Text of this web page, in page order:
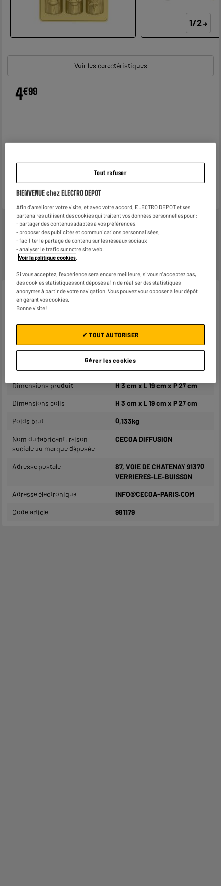
1/2
Voir les caractéristiques
4€99
Garantie :2 ans
Jusqu'enaoût 2028
Caractéristiques
Moule, moulerie
Matière principale Silicone
Dimensions produit H 3 cm x L 19 cm x P 27 cm
Dimensions colis H 3 cm x L 19 cm x P 27 cm
Poids brut 0,133kg
Nom du fabricant, raison
sociale ou marque déposée
CECOA DIFFUSION
Adresse postale
87, VOIE DE CHATENAY 91370
VERRIERES-LE-BUISSON
Adresse électronique INFO@CECOA-PARIS.COM
Code article 981179
Tout refuser
BIENVENUE chez ELECTRO DEPOT
Afin d'améliorer votre visite, et avec votre accord, ELECTRO DEPOT et ses
partenaires utilisent des cookies qui traitent vos données personnelles pour :
- partager des contenus adaptés à vos préférences,
- proposer des publicités et communications personnalisées,
- faciliter le partage de contenu sur les réseaux sociaux,
- analyser le trafic sur notre site web.
Voir la politique cookies.
Si vous acceptez, l'expérience sera encore meilleure, si vous n'acceptez pas,
des cookies statistiques sont déposés afin de réaliser des statistiques
anonymes à partir de votre navigation. Vous pouvez vous opposer à leur dépôt
en gérant vos cookies.
Bonne visite!
Gérer les cookies
✔ TOUT AUTORISER